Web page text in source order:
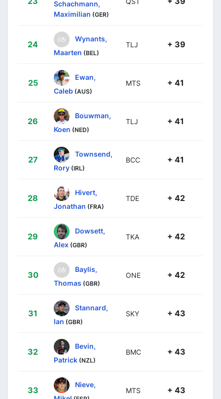
Schachmann,
Maximilian (GER)
24
Wynants,
Maarten (BEL)
TLJ + 39
25
Ewan,
Caleb (AUS)
MTS + 41
26
Bouwman,
Koen (NED)
TLJ + 41
27
Townsend,
Rory (IRL)
BCC + 41
28
Hivert,
Jonathan (FRA)
TDE + 42
29
Dowsett,
Alex (GBR)
TKA + 42
30
Baylis,
Thomas (GBR)
ONE + 42
31
Stannard,
Ian (GBR)
SKY + 43
32
Bevin,
Patrick (NZL)
BMC + 43
33
Nieve,
MTS + 43